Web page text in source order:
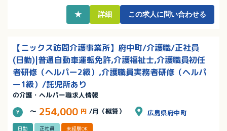
・幅広い年齢層の職員さんが活躍中です
★ 詳細 この求人に問い合わせる
【ニックス訪問介護事業所】府中町/介護職/正社員
(日勤)|普通自動車運転免許,介護福祉士,介護職員初任
者研修（ヘルパー2級）,介護職員実務者研修（ヘルパ
ー1級）/託児所あり
の介護・ヘルパー職求人情報
～ 254,000 円 /月（概算） 広島県府中町
日勤 正社員 未経験OK